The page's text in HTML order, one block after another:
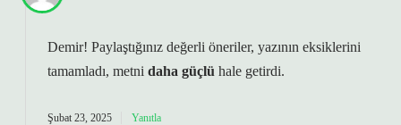
Demir! Paylaştığınız değerli öneriler, yazının eksiklerini
tamamladı, metni daha güçlü hale getirdi.
Şubat 23, 2025 Yanıtla